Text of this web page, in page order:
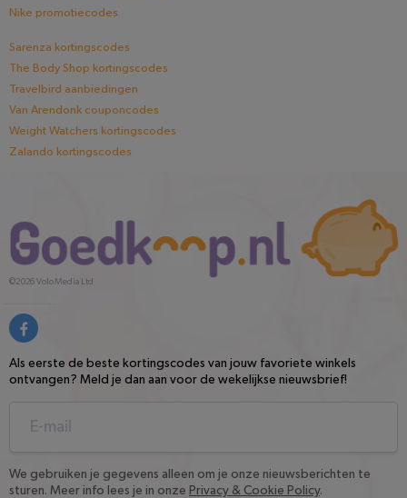
Nike promotiecodes
Sarenza kortingscodes
The Body Shop kortingscodes
Travelbird aanbiedingen
Van Arendonk couponcodes
Weight Watchers kortingscodes
Zalando kortingscodes
©2026Volo Media Ltd
Als eerste de beste kortingscodes van jouw favoriete winkels
ontvangen? Meld je dan aan voor de wekelijkse nieuwsbrief!
We gebruiken je gegevens alleen om je onze nieuwsberichten te
sturen. Meer info lees je in onze Privacy & Cookie Policy.